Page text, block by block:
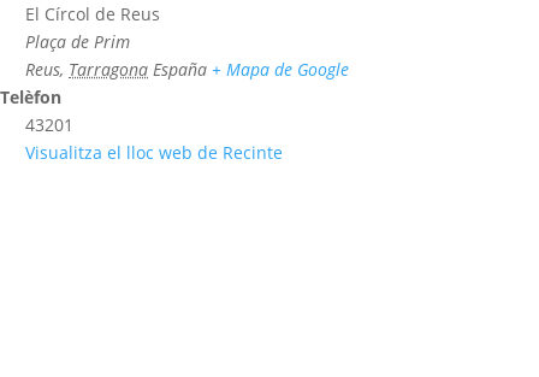
El Círcol de Reus
Plaça de Prim
Reus, Tarragona España + Mapa de Google
Telèfon
43201
Visualitza el lloc web de Recinte